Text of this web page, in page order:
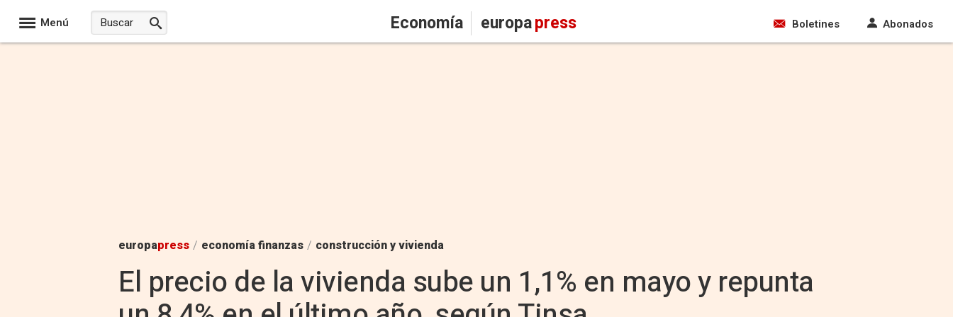
Menú Economía europapress Boletines Abonados
europapress / economía finanzas / construcción y vivienda
El precio de la vivienda sube un 1,1% en mayo y repunta